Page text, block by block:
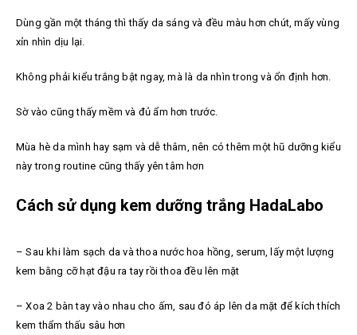
Dùng gần một tháng thì thấy da sáng và đều màu hơn chút, mấy vùng
xỉn nhìn dịu lại.
Không phải kiểu trắng bật ngay, mà là da nhìn trong và ổn định hơn.
Sờ vào cũng thấy mềm và đủ ẩm hơn trước.
Mùa hè da mình hay sạm và dễ thâm, nên có thêm một hũ dưỡng kiểu
này trong routine cũng thấy yên tâm hơn
Cách sử dụng kem dưỡng trắng HadaLabo
– Sau khi làm sạch da và thoa nước hoa hồng, serum, lấy mộtlượng
kem bằng cỡ hạt đậu ra tay rồi thoa đều lên mặt
– Xoa 2 bàn tay vào nhau cho ấm, sau đó áp lên da mặt để kích thích
kem thẩm thấu sâu hơn